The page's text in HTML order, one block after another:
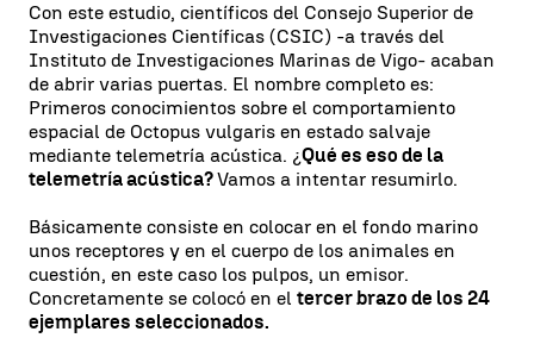
Con este estudio, científicos del Consejo Superior de
Investigaciones Científicas (CSIC) -a través del
Instituto de Investigaciones Marinas de Vigo- acaban
de abrir varias puertas. El nombre completo es:
Primeros conocimientos sobre el comportamiento
espacial de Octopus vulgaris en estado salvaje
mediante telemetría acústica. ¿Qué es eso de la
telemetría acústica?Vamos a intentar resumirlo.
Básicamente consiste en colocar en el fondo marino
unos receptores y en el cuerpo de los animales en
cuestión, en este caso los pulpos, un emisor.
Concretamente se colocó en el tercer brazo de los 24
ejemplares seleccionados.